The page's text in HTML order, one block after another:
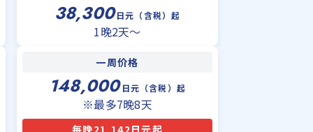
38,300 日元（含税）起
1晚2天〜
一周价格
148,000 日元（含税）起
※最多7晚8天